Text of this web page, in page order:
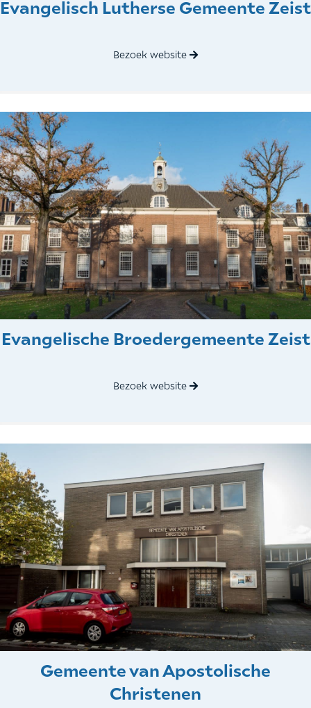
Evangelisch Lutherse Gemeente Zeist
Bezoek website
Evangelische Broedergemeente Zeist
Bezoek website
Gemeente van Apostolische
Christenen